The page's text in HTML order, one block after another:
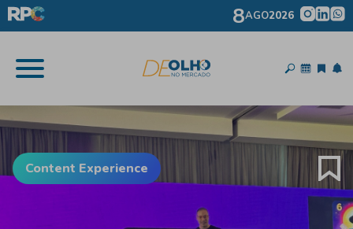
8AGO2026
Content Experience